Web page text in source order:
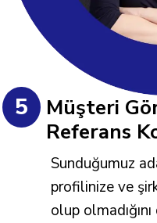
5
Müşteri
Referans
Sunduğumuz
profilinize ve
olup